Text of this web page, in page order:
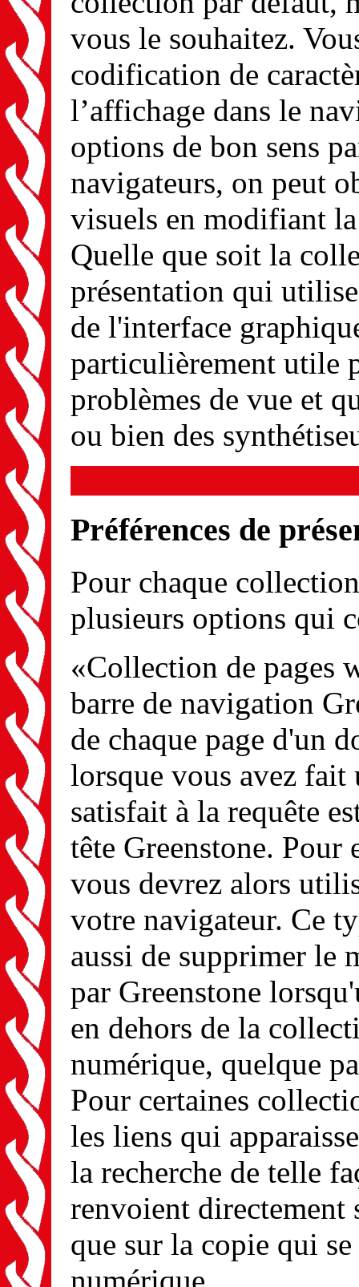
vous le souhaitez.
codification de
l’affichage dans le
options de bon sens
navigateurs, on peut
visuels en modifiant
Quelle que soit la
présentation qui
de l'interface
particulièrement utile
problèmes de vue et
ou bien des
Préférences de
Pour chaque
plusieurs options qui
«Collection de pages
barre de navigation
de chaque page d'un
lorsque vous avez fait
satisfait à la requête
tête Greenstone. Pour
vous devrez alors
votre navigateur. Ce
aussi de supprimer le
par Greenstone
en dehors de la
numérique, quelque
Pour certaines
les liens qui
la recherche de telle
renvoient
que sur la copie qui
numérique.